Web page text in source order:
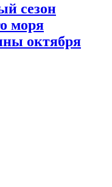
сезон
моря
октября